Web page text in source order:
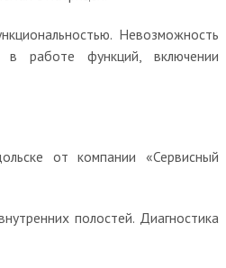
Невозможность
работе функций, включении
от компании «Сервисный
полостей. Диагностика